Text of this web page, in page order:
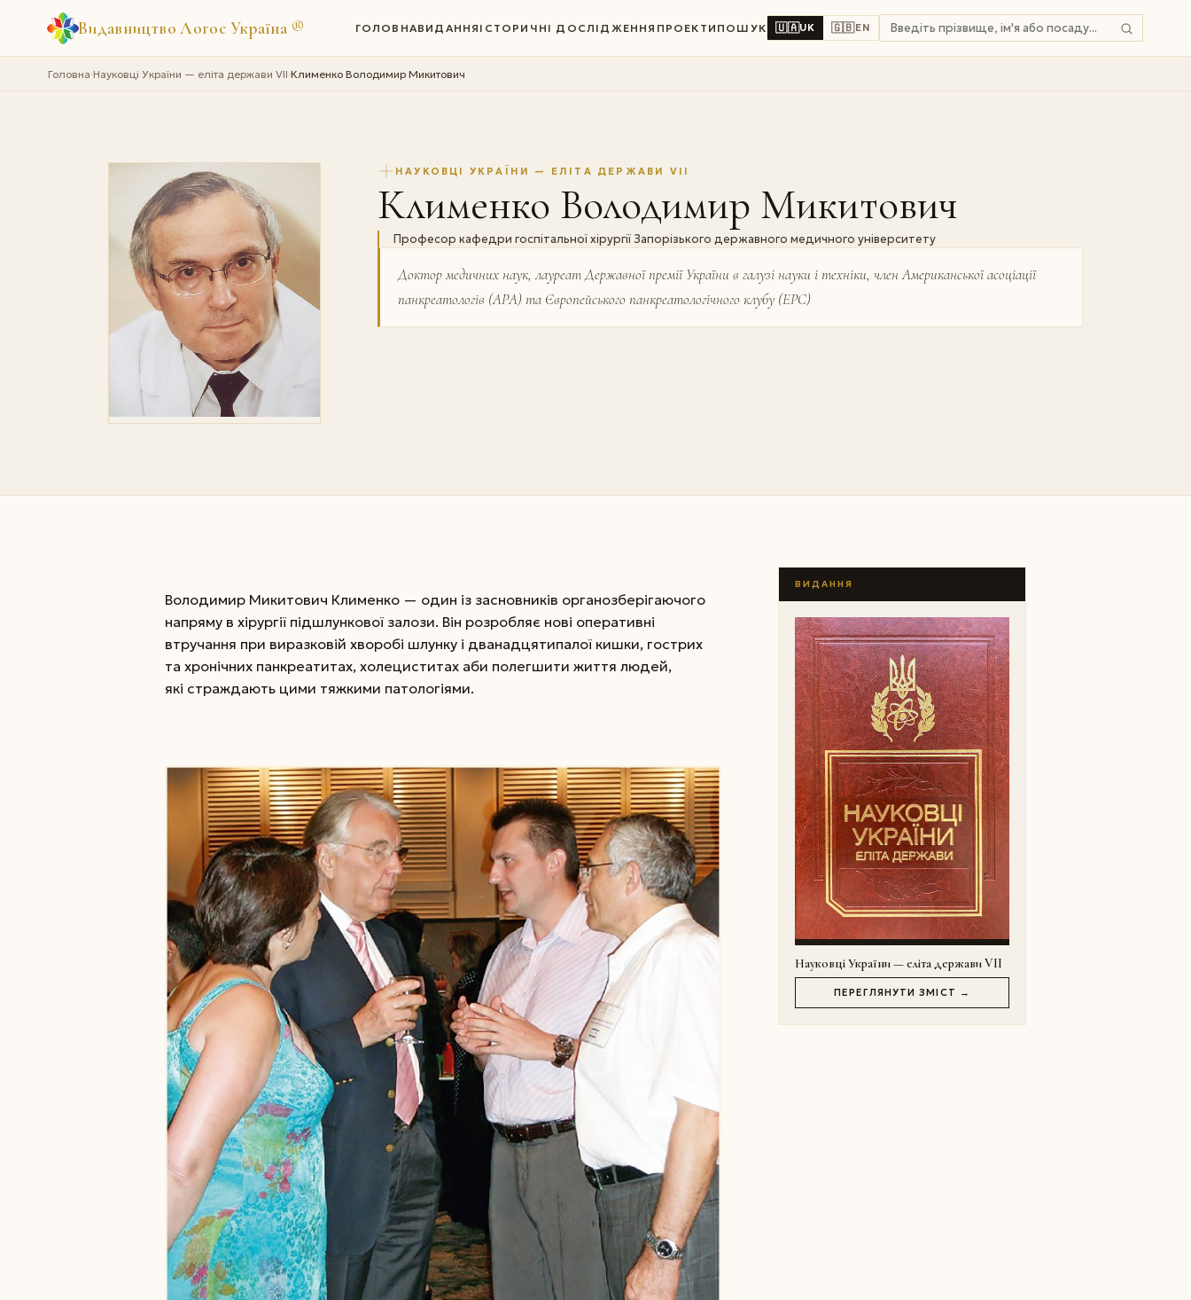
Видавництво Логос Україна ® ГОЛОВНАВИДАННЯ ІСТОРИЧНІ ДОСЛІДЖЕННЯ ПРОЕКТИ ПОШУК 🇺🇦UK 🇬🇧EN
Головна›Науковці України — еліта держави VII›Клименко Володимир Микитович
НАУКОВЦІ УКРАЇНИ — ЕЛІТА ДЕРЖАВИ VII
Клименко Володимир Микитович
Професор кафедри госпітальної хірургії Запорізького державного медичного університету
Доктор медичних наук, лауреат Державної премії України в галузі науки і техніки, член Американської асоціації
панкреатологів (АРА) та Європейського панкреатологічного клубу (ЕРС)
Володимир Микитович Клименко — один із засновників органозберігаючого
напряму в хірургії підшлункової залози. Він розробляє нові оперативні
втручання при виразковій хворобі шлунку і дванадцятипалої кишки, гострих
та хронічних панкреатитах, холециститах аби полегшити життя людей,
які страждають цими тяжкими патологіями.
ВИДАННЯ
Науковці України — еліта держави VII
ПЕРЕГЛЯНУТИ ЗМІСТ →